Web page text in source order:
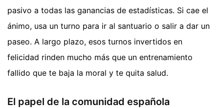
pasivo a todas las ganancias de estadísticas. Si cae el
ánimo, usa un turno para ir al santuario o salir a dar un
paseo. A largo plazo, esos turnos invertidos en
felicidad rinden mucho más que un entrenamiento
fallido que te baja la moral y te quita salud.
El papel de la comunidad española